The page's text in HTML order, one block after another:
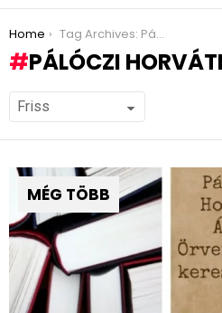
You are here:
Home Tag Archives: Pálóczi Horváth Ádám
PÁLÓCZI
MÉG TÖBB